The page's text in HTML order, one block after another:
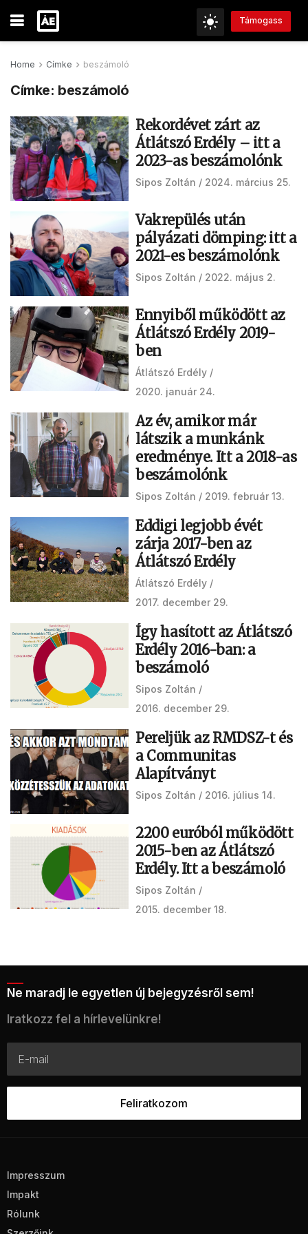
Támogass
Home Címke beszámoló
Címke: beszámoló
Rekordévet zárt az
Átlátszó Erdély – itt a
2023-as beszámolónk
Sipos Zoltán 2024. március 25.
Vakrepülés után
pályázati dömping: itt a
2021-es beszámolónk
Sipos Zoltán 2022. május 2.
Ennyiből működött az
Átlátszó Erdély 2019-
ben
Átlátszó Erdély
2020. január 24.
Az év, amikor már
látszik a munkánk
eredménye. Itt a 2018-as
beszámolónk
Sipos Zoltán 2019. február 13.
Eddigi legjobb évét
zárja 2017-ben az
Átlátszó Erdély
Átlátszó Erdély
2017. december 29.
Így hasított az Átlátszó
Erdély 2016-ban: a
beszámoló
Sipos Zoltán
2016. december 29.
Pereljük az RMDSZ-t és
a Communitas
Alapítványt
Sipos Zoltán 2016. július 14.
2200 euróból működött
2015-ben az Átlátszó
Erdély. Itt a beszámoló
Sipos Zoltán
2015. december 18.
Ne maradj le egyetlen új bejegyzésről sem!
Iratkozz fel a hírlevelünkre!
Impresszum
Impakt
Rólunk